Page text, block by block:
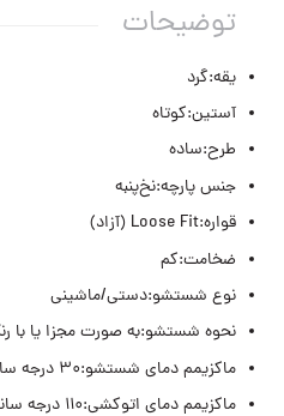
توضیحات
یقه:گرد
آستین:کوتاه
طرح:ساده
جنس پارچه:نخ‌پنبه
قواره:Loose Fit (آزاد)
ضخامت:کم
نوع شستشو:دستی/ماشینی
نحوه شستشو:به صورت مجزا یا با
ماکزیمم دمای شستشو:۳۰ درجه سانتی‌گراد
ماکزیمم دمای اتوکشی:۱۱۰ درجه سانتی‌گراد